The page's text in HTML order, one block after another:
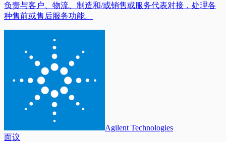
负责与客户、物流、制造和/或销售或服务代表对接，处理各
种售前或售后服务功能。
Agilent Technologies
面议